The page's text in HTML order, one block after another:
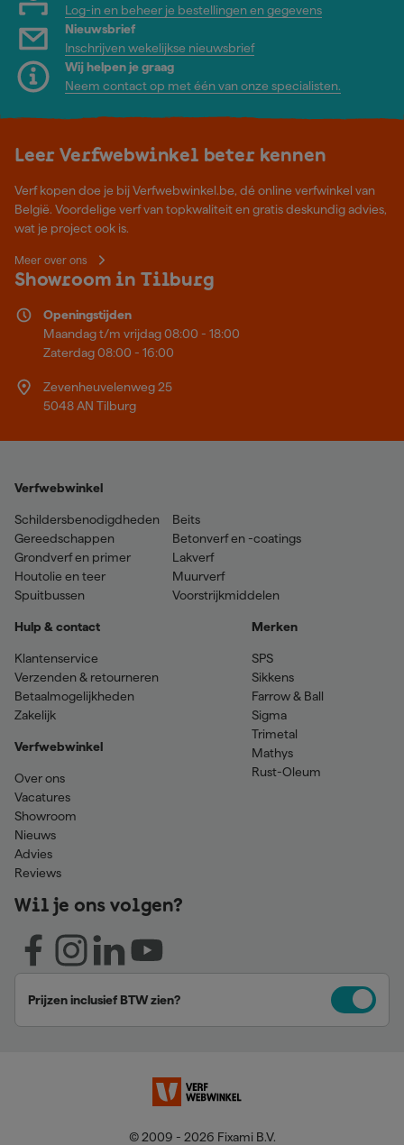
Log-in en beheer je bestellingen en gegevens
Nieuwsbrief
Inschrijven wekelijkse nieuwsbrief
Wij helpen je graag
Neem contact op met één van onze specialisten.
Leer Verfwebwinkel beter kennen
Verf kopen doe je bij Verfwebwinkel.be, dé online verfwinkel van
België. Voordelige verf van topkwaliteit en gratis deskundig advies,
wat je project ook is.
Meer over ons
Showroom in Tilburg
Openingstijden
Maandag t/m vrijdag 08:00 - 18:00
Zaterdag 08:00 - 16:00
Zevenheuvelenweg 25
5048 AN Tilburg
Verfwebwinkel
Schildersbenodigdheden
Gereedschappen
Grondverf en primer
Houtolie en teer
Spuitbussen
Beits
Betonverf en -coatings
Lakverf
Muurverf
Voorstrijkmiddelen
Hulp & contact
Klantenservice
Verzenden & retourneren
Betaalmogelijkheden
Zakelijk
Verfwebwinkel
Over ons
Vacatures
Showroom
Nieuws
Advies
Reviews
Merken
SPS
Sikkens
Farrow & Ball
Sigma
Trimetal
Mathys
Rust-Oleum
Wil je ons volgen?
Prijzen inclusief BTW zien?
© 2009 - 2026 Fixami B.V.